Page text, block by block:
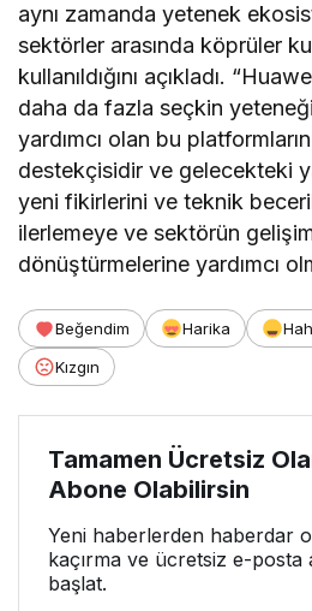
aynı zamanda yetenek
sektörler arasında köprüler
kullanıldığını açıkladı.
daha da fazla seçkin
yardımcı olan bu
destekçisidir ve gelecekteki
yeni fikirlerini ve teknik
ilerlemeye ve sektörün
dönüştürmelerine yardımcı
Beğendim Harika
Kızgın
Tamamen Ücretsiz
Abone Olabilirsin
Yeni haberlerden haberdar
kaçırma ve ücretsiz e-posta
başlat.